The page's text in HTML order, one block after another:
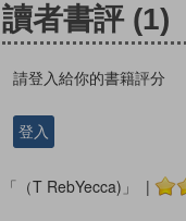
讀者書評 (1)
請登入給你的書籍評分
登入
「（T RebYecca)」 |